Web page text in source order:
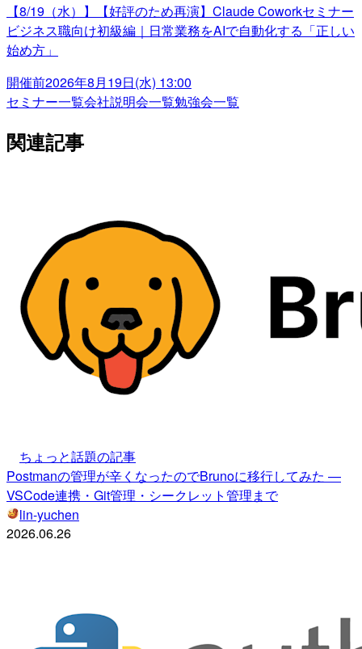
【8/19（水）】【好評のため再演】Claude Coworkセミナー
ビジネス職向け初級編｜日常業務をAIで自動化する「正しい
始め方」
開催前2026年8月19日(水) 13:00
セミナー一覧会社説明会一覧勉強会一覧
関連記事
ちょっと話題の記事
Postmanの管理が辛くなったのでBrunoに移行してみた —
VSCode連携・Git管理・シークレット管理まで
lin-yuchen
2026.06.26